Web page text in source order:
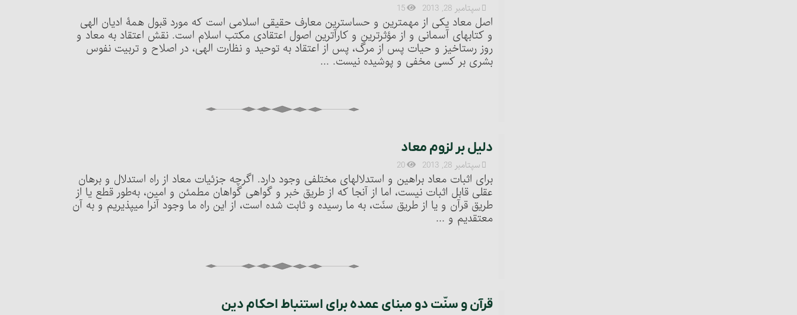
سپتامبر 28, 2013 15
اصل معاد یکی از مهم‏ترین و حساس‏ترین معارف حقیقی اسلامی است که مورد قبول همۀ ادیان الهی
و کتابهای آسمانی و از مؤثرترین و کارآترین اصول اعتقادی مکتب اسلام است. نقش اعتقاد به معاد و
روز رستاخیز و حیات پس از مرگ، پس از اعتقاد به توحید و نظارت الهی، در اصلاح و تربیت نفوس
بشری بر کسی مخفی و پوشیده نیست. ...
دلیل بر لزوم معاد
سپتامبر 28, 2013 20
برای اثبات معاد براهین و استدلالهای مختلفی وجود دارد. اگرچه جزئیات معاد از راه استدلال و برهان
عقلی قابل اثبات نیست، اما از آنجا که از طریق خبر و گواهی گواهان مطمئن و امین، به‌طور قطع یا از
طریق قرآن و یا از طریق سنّت، به ما رسیده و ثابت شده است، از این راه ما وجود آن‎را می‏پذیریم و به آن
معتقدیم و ...
قرآن و سنّت دو مبنای عمده برای استنباط احکام دین‏